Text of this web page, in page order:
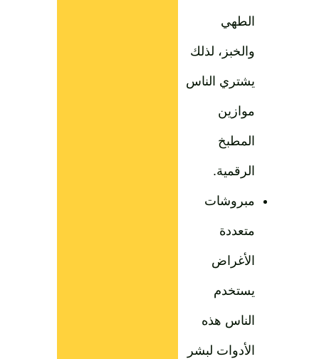
الطهي
والخبز، لذلك
يشتري الناس
موازين
المطبخ
الرقمية.
مبروشات
متعددة
الأغراض
يستخدم
الناس هذه
الأدوات لبشر